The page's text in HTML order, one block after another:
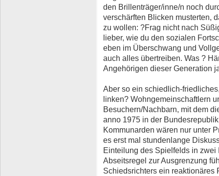
den Brillenträger/inne/n noch
verschärften Blicken musterten,
zu wollen: ?Frag nicht nach
lieber, wie du den sozialen
eben im Überschwang und
auch alles übertreiben. Was ?
Angehörigen dieser Generation
Aber so ein schiedlich-
linken? Wohngemeinschaftlern
Besuchern/Nachbarn, mit dem
anno 1975 in der
Kommunarden wären nur unter
es erst mal stundenlange
Einteilung des Spielfelds in
Abseitsregel zur Ausgrenzung
Schiedsrichters ein